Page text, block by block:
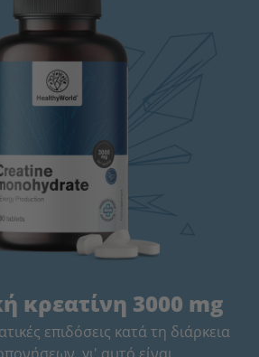
κρεατίνη 3000 mg
επιδόσεις κατά τη διάρκεια